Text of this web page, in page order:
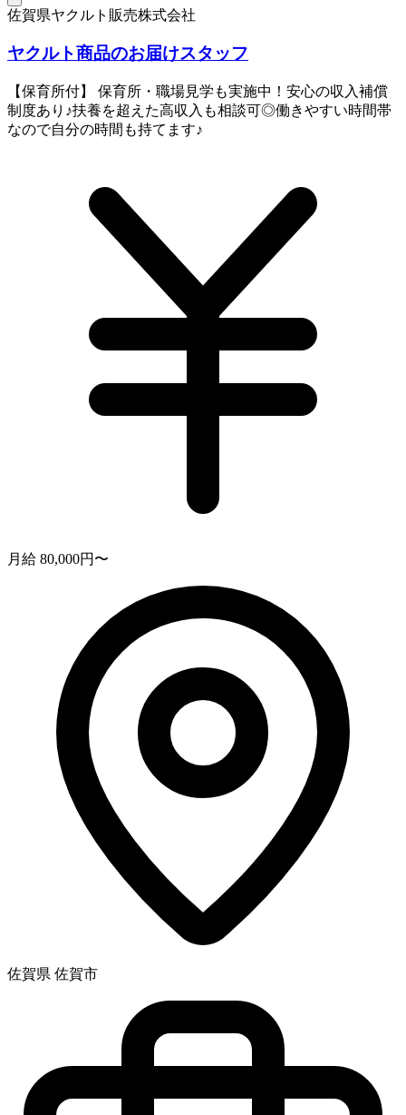
佐賀県ヤクルト販売株式会社
ヤクルト商品のお届けスタッフ
【保育所付】 保育所・職場見学も実施中！安心の収入補償
制度あり♪扶養を超えた高収入も相談可◎働きやすい時間帯
なので自分の時間も持てます♪
月給 80,000円〜
佐賀県 佐賀市